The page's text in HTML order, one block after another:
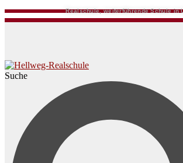
Realschule, weiterführende Schule in
Suche